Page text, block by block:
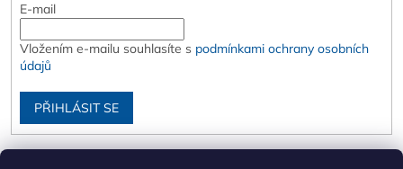
E-mail
Vložením e-mailu souhlasíte s podmínkami ochrany osobních
údajů
PŘIHLÁSIT SE